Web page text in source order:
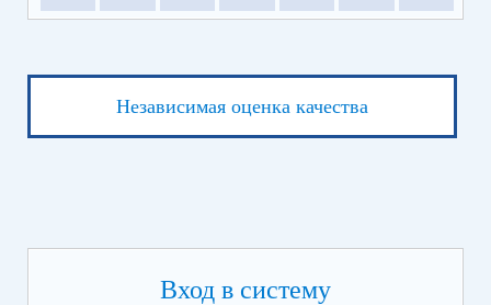
Независимая оценка качества
Вход в систему